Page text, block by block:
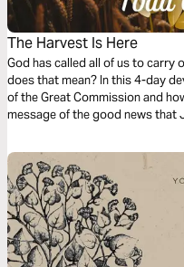
The Harvest Is Here
God has called all of us to carry
does that mean? In this 4-day
of the Great Commission and
message of the good news that